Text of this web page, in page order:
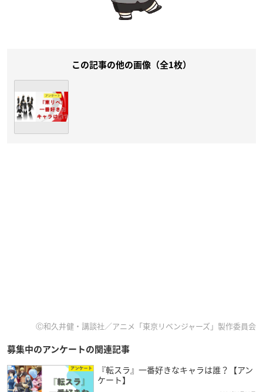
この記事の他の画像（全1枚）
Ⓒ和久井健・講談社／アニメ「東京リベンジャーズ」製作委員会
募集中のアンケートの関連記事
『転スラ』一番好きなキャラは誰？【アン
ケート】